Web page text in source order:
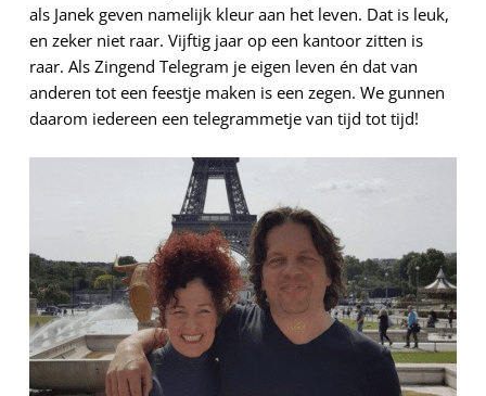
als Janek geven namelijk kleur aan het leven. Dat is leuk,
en zeker niet raar. Vijftig jaar op een kantoor zitten is
raar. Als Zingend Telegram je eigen leven én dat van
anderen tot een feestje maken is een zegen. We gunnen
daarom iedereen een telegrammetje van tijd tot tijd!